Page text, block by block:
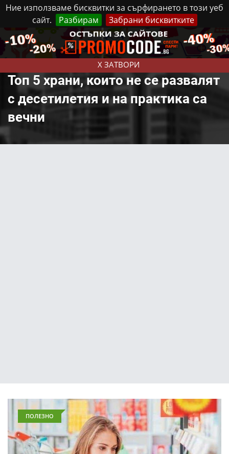
Ние използваме бисквитки за сърфирането в този уеб
сайт.
Разбирам Забрани бисквитките
X ЗАТВОРИ
Понеделник, 10 Август, 2026 Реклама Контакти
Топ 5 храни, които не се развалят
с десетилетия и на практика са
вечни
ПОЛЕЗНО